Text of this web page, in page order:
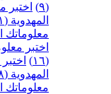
اختبر معلوماتك
اختبر
المهدوية (١٣)
معلوماتك المهدوية
اختبر معلوماتك
اختبر
المهدوية (٢٠)